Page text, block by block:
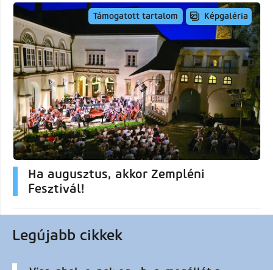
Támogatott tartalom Képgaléria
Ha augusztus, akkor Zempléni
Fesztivál!
Legújabb cikkek